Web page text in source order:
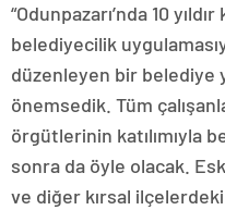
“Odunpazarı’nda 10
belediyecilik
düzenleyen bir belediye
önemsedik. Tüm
örgütlerinin katılımıyla
sonra da öyle olacak.
ve diğer kırsal